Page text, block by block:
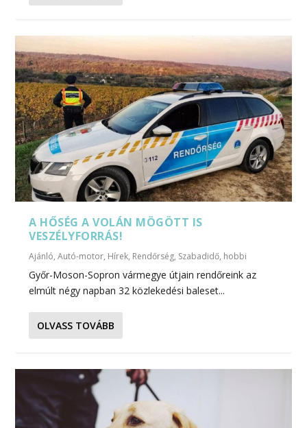
A HŐSÉG A VOLÁN MÖGÖTT IS
VESZÉLYFORRÁS!
Ajánló,Autó-motor, Hírek, Rendőrség, Szabadidő, hobbi
Győr-Moson-Sopron vármegye útjain rendőreink az
elmúlt négy napban 32 közlekedési baleset...
OLVASS TOVÁBB